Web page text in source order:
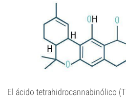
El ácido tetrahidrocannabinólico